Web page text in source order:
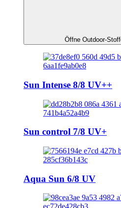
Öffne Outdoor-
Sun Intense 8/8 UV++
Sun control 7/8 UV+
Aqua Sun 6/8 UV